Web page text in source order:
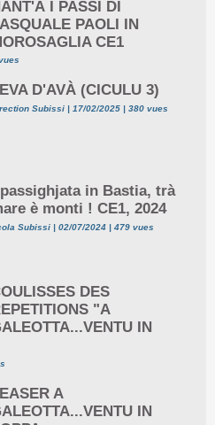
I PASSI DI
PAOLI IN
CE1
D'AVÀ (CICULU 3)
Subissi | 17/02/2025 | 380 vues
in Bastia, trà
è monti ! CE1, 2024
Subissi | 02/07/2024 | 479 vues
DES
"A
IN
A
IN